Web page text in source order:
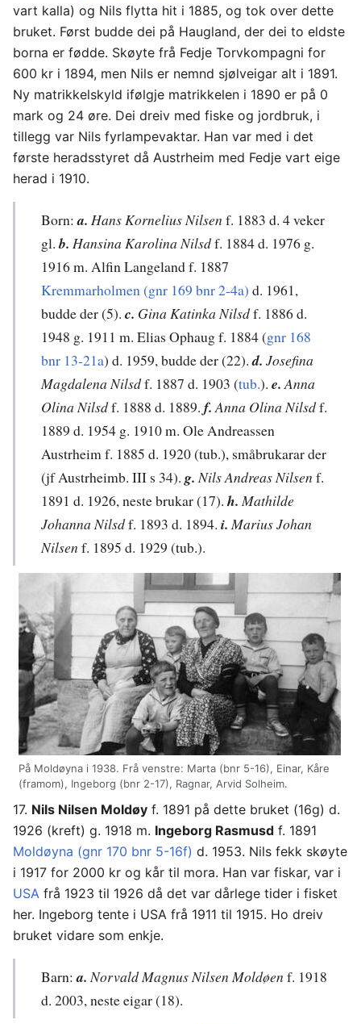
vart kalla) og Nils flytta hit i 1885, og tok over dette
bruket. Først budde dei på Haugland, der dei to eldste
borna er fødde. Skøyte frå Fedje Torvkompagni for
600 kr i 1894, men Nils er nemnd sjølveigar alt i 1891.
Ny matrikkelskyld ifølgje matrikkelen i 1890 er på 0
mark og 24 øre. Dei dreiv med fiske og jordbruk, i
tillegg var Nils fyrlampevaktar. Han var med i det
første heradsstyret då Austrheim med Fedje vart eige
herad i 1910.
Born:a. Hans Kornelius Nilsen f. 1883 d. 4 veker
gl.b. Hansina Karolina Nilsdf. 1884 d. 1976 g.
1916 m. Alfin Langeland f. 1887
Kremmarholmen (gnr 169 bnr 2-4a) d. 1961,
budde der (5). c. Gina Katinka Nilsdf. 1886 d.
1948 g. 1911 m. Elias Ophaug f. 1884 (gnr 168
bnr 13-21a) d. 1959, budde der (22).d. Josefina
Magdalena Nilsdf. 1887 d. 1903 (tub.). e. Anna
Olina Nilsdf. 1888 d. 1889. f. Anna Olina Nilsdf.
1889 d. 1954 g. 1910 m. Ole Andreassen
Austrheim f. 1885 d. 1920 (tub.), småbrukarar der
(jf Austrheimb. III s 34). g. Nils Andreas Nilsen f.
1891 d. 1926, neste brukar (17). h. Mathilde
Johanna Nilsdf. 1893 d. 1894. i. Marius Johan
Nilsen f. 1895 d. 1929 (tub.).
På Moldøyna i 1938. Frå venstre: Marta (bnr 5-16), Einar, Kåre
(framom), Ingeborg (bnr 2-17), Ragnar, Arvid Solheim.
17. Nils Nilsen Moldøy f. 1891 på dette bruket (16g) d.
1926 (kreft) g. 1918 m. Ingeborg Rasmusd f. 1891
Moldøyna (gnr 170 bnr 5-16f) d. 1953. Nils fekk skøyte
i 1917 for 2000 kr og kår til mora. Han var fiskar, var i
USA frå 1923 til 1926 då det var dårlege tider i fisket
her. Ingeborg tente i USA frå 1911 til 1915. Ho dreiv
bruket vidare som enkje.
Barn:a. Norvald Magnus Nilsen Moldøen f. 1918
d. 2003, neste eigar (18).